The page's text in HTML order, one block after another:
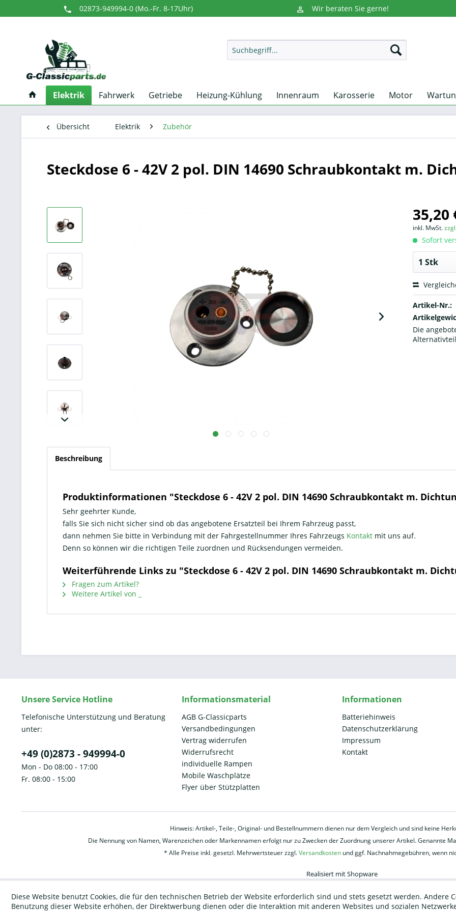
02873-949994-0 (Mo.-Fr. 8-17Uhr) Wir beraten Sie gerne!
Elektrik Fahrwerk Getriebe Heizung-Kühlung Innenraum Karosserie Motor
Übersicht Elektrik Zubehör
Steckdose 6 - 42V 2 pol. DIN 14690 Schraubkontakt m.
35,20
inkl. MwSt.
Sofort
Artikel-Nr.:
Die
Beschreibung
Produktinformationen "Steckdose 6 - 42V 2 pol. DIN 14690 Schraubkontakt m.
Sehr geehrter Kunde,
falls Sie sich nicht sicher sind ob das angebotene Ersatzteil bei Ihrem Fahrzeug passt,
dann nehmen Sie bitte in Verbindung mit der Fahrgestellnummer Ihres Fahrzeugs Kontakt mit uns auf.
Denn so können wir die richtigen Teile zuordnen und Rücksendungen vermeiden.
Weiterführende Links zu "Steckdose 6 - 42V 2 pol. DIN 14690 Schraubkontakt m.
Fragen zum Artikel?
Weitere Artikel von _
Unsere Service Hotline
Telefonische Unterstützung und Beratung
unter:
+49 (0)2873 - 949994-0
Mon - Do 08:00 - 17:00
Fr. 08:00 - 15:00
Informationsmaterial
AGB G-Classicparts
Versandbedingungen
Vertrag widerrufen
Widerrufsrecht
individuelle Rampen
Mobile Waschplätze
Flyer über Stützplatten
Informationen
Batteriehinweis
Datenschutzerklärung
Impressum
Kontakt
Hinweis: Artikel-, Teile-, Original- und Bestellnummern dienen nur dem Vergleich und sind keine
Die Nennung von Namen, Warenzeichen oder Markennamen erfolgt nur zu Zwecken der Zuordnung unserer Artikel. Genannte
* Alle Preise inkl. gesetzl. Mehrwertsteuer zzgl.Versandkostenund ggf. Nachnahmegebühren, wenn
Realisiert mit Shopware
Diese Website benutzt Cookies, die für den technischen Betrieb der Website erforderlich sind und stets gesetzt werden. Andere
Benutzung dieser Website erhöhen, der Direktwerbung dienen oder die Interaktion mit anderen Websites und sozialen